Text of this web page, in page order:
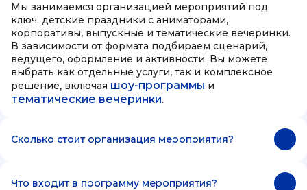
Мы занимаемся организацией мероприятий под
ключ: детские праздники с аниматорами,
корпоративы, выпускные и тематические вечеринки.
В зависимости от формата подбираем сценарий,
ведущего, оформление и активности. Вы можете
выбрать как отдельные услуги, так и комплексное
решение, включая шоу-программы и
тематические вечеринки.
Сколько стоит организация мероприятия?
Что входит в программу мероприятия?